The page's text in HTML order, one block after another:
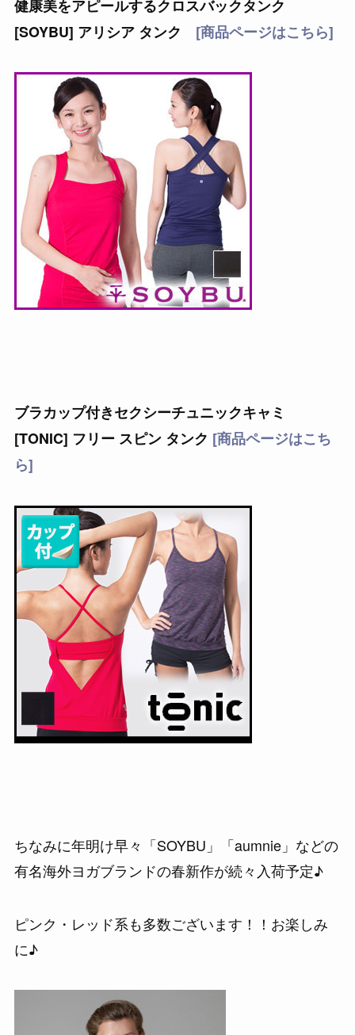
健康美をアピールするクロスバックタンク
[SOYBU] アリシア タンク [商品ページはこちら]
ブラカップ付きセクシーチュニックキャミ
[TONIC] フリー スピン タンク [商品ページはこち
ら]
ちなみに年明け早々「SOYBU」「aumnie」などの
有名海外ヨガブランドの春新作が続々入荷予定♪
ピンク・レッド系も多数ございます！！お楽しみ
に♪